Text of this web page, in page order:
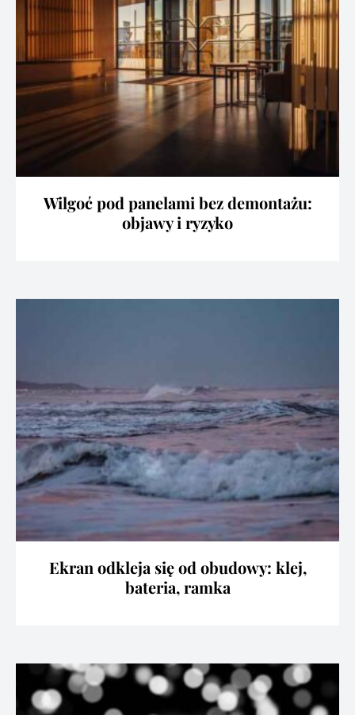
Wilgoć pod panelami bez demontażu:
objawy i ryzyko
Ekran odkleja się od obudowy: klej,
bateria, ramka